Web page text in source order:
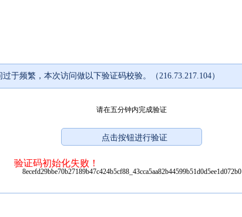
过于频繁，本次访问做以下验证码校验。（216.73.217.104）
请在五分钟内完成验证
验证码初始化失败！
8ecefd29bbe70b27189b47c424b5cf88_43cca5aa82b44599b51d0d5ee1d072b0